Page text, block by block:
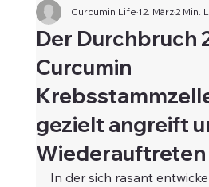
Der Durchbruch
Curcumin
gezielt angreift
Curcumin Life12. März2 Min.
In der sich rasant